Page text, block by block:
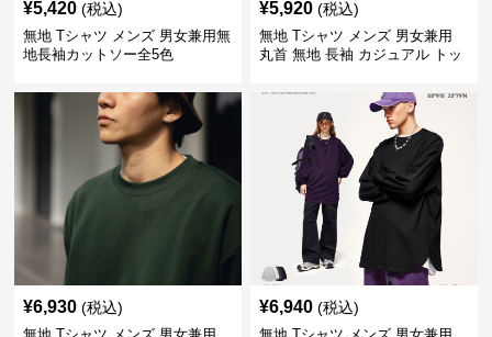
¥5,420 (税込)
無地 Tシャツ メンズ 男女兼用無
地長袖カットソー全5色
¥5,920 (税込)
無地 Tシャツ メンズ 男女兼用
丸首 無地 長袖 カジュアル トッ
¥6,930 (税込) ¥6,940 (税込)